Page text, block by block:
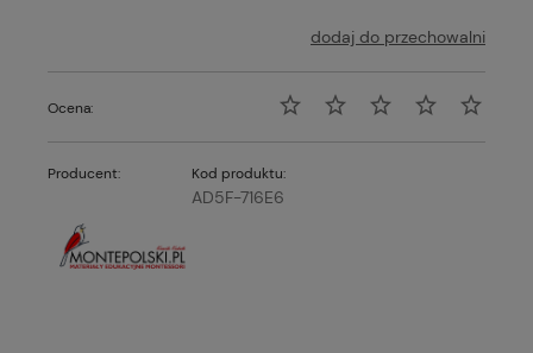
dodaj do przechowalni
Ocena:
Producent: Kod produktu:
AD5F-716E6